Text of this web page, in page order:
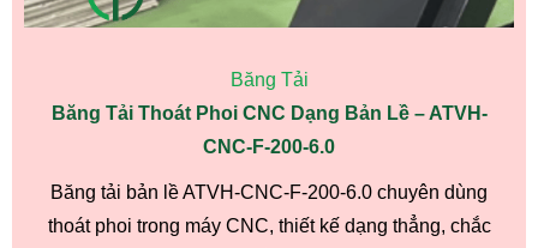
Băng Tải
Băng Tải Thoát Phoi CNC Dạng Bản Lề – ATVH-
CNC-F-200-6.0
Băng tải bản lề ATVH-CNC-F-200-6.0 chuyên dùng
thoát phoi trong máy CNC, thiết kế dạng thẳng, chắc